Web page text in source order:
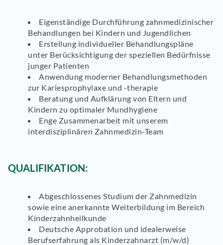
Eigenständige Durchführung zahnmedizinischer
Behandlungen bei Kindern und Jugendlichen
Erstellung individueller Behandlungspläne
unter Berücksichtigung der speziellen Bedürfnisse
junger Patienten
Anwendung moderner Behandlungsmethoden
zur Kariesprophylaxe und -therapie
Beratung und Aufklärung von Eltern und
Kindern zu optimaler Mundhygiene
Enge Zusammenarbeit mit unserem
interdisziplinären Zahnmedizin-Team
QUALIFIKATION:
Abgeschlossenes Studium der Zahnmedizin
sowie eine anerkannte Weiterbildung im Bereich
Kinderzahnheilkunde
Deutsche Approbation und idealerweise
Berufserfahrung als Kinderzahnarzt (m/w/d)